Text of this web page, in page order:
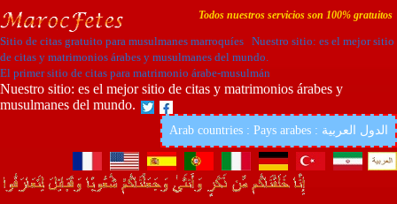
Todos nuestros servicios son 100% gratuitos
Sitio de citas gratuito para musulmanes marroquíes Nuestro sitio: es el mejor sitio
de citas y matrimonios árabes y musulmanes del mundo.
El primer sitio de citas para matrimonio árabe-musulmán
Nuestro sitio: es el mejor sitio de citas y matrimonios árabes y
musulmanes del mundo.
Arab countries : Pays arabes : الدول العربية